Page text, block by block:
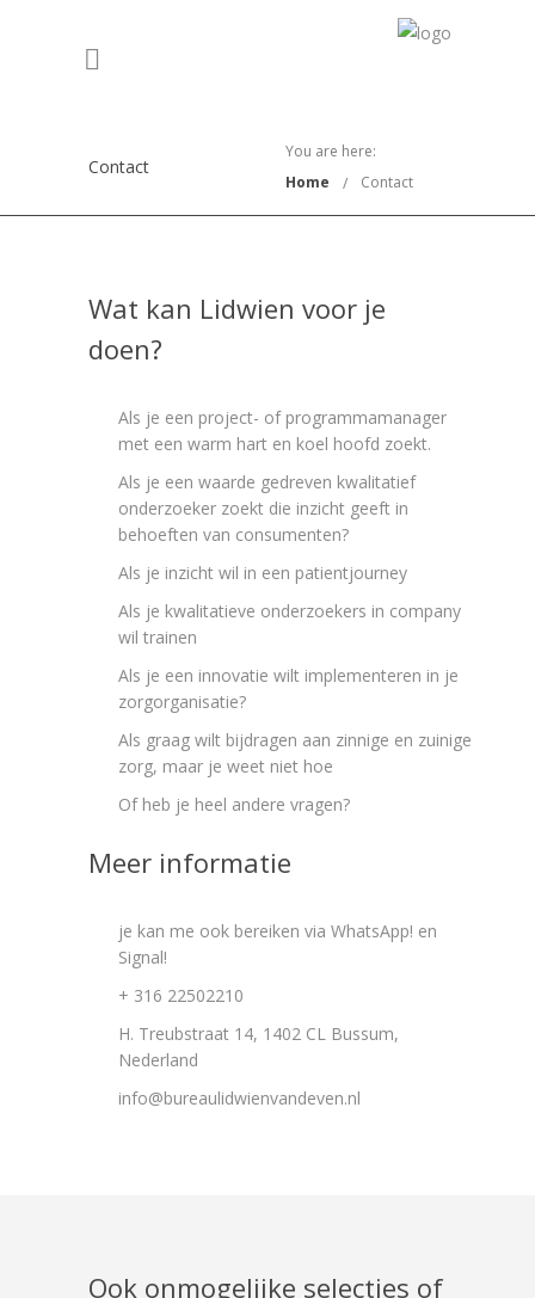
Contact
You are here:
Home
Contact
Wat kan Lidwien voor je
doen?
Als je een project- of programmamanager
met een warm hart en koel hoofd zoekt.
Als je een waarde gedreven kwalitatief
onderzoeker zoekt die inzicht geeft in
behoeften van consumenten?
Als je inzicht wil in een patientjourney
Als je kwalitatieve onderzoekers in company
wil trainen
Als je een innovatie wilt implementeren in je
zorgorganisatie?
Als graag wilt bijdragen aan zinnige en zuinige
zorg, maar je weet niet hoe
Of heb je heel andere vragen?
Meer informatie
je kan me ook bereiken via WhatsApp! en
Signal!
+ 316 22502210
H. Treubstraat 14, 1402 CL Bussum,
Nederland
info@bureaulidwienvandeven.nl
Ook onmogelijke selecties of